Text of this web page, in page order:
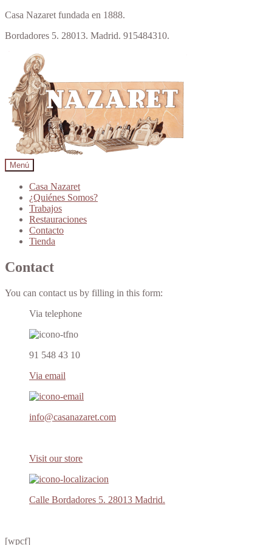
Casa Nazaret fundada en 1888.
Bordadores 5. 28013. Madrid. 915484310.
navegación
contenido
Menú
Casa Nazaret
¿Quiénes Somos?
Trabajos
Restauraciones
Contacto
Tienda
Contact
You can contact us by filling in this form:
Via telephone
91 548 43 10
Via email
info@casanazaret.com
Visit our store
Calle Bordadores 5. 28013 Madrid.
[wpcf]